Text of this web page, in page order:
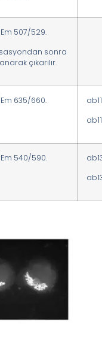
Em 507/529.
sonra
çıkarılır.
Em 635/660.
Em 540/590.